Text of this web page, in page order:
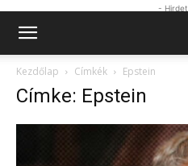
-
Kezdőlap Címkék Epstein
Címke: Epstein